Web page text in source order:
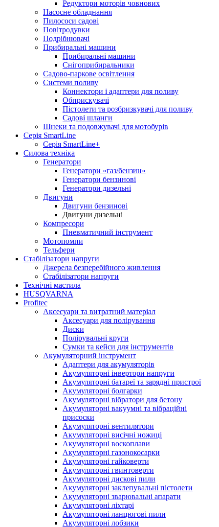
Редуктори моторів човнових
Насосне обладнання
Пилососи садові
Повітродувки
Подрібнювачі
Прибиральні машини
Прибиральні машини
Снігоприбиральники
Садово-паркове освітлення
Системи поливу
Коннектори і адаптери для поливу
Обприскувачі
Пістолети та розбризкувачі для поливу
Садові шланги
Шнеки та подовжувачі для мотобурів
Серія SmartLine
Серія SmartLine+
Силова техніка
Генератори
Генератори «газ/бензин»
Генератори бензинові
Генератори дизельні
Двигуни
Двигуни бензинові
Двигуни дизельні
Компресори
Пневматичний інструмент
Мотопомпи
Тельфери
Стабілізатори напруги
Джерела безперебійного живлення
Стабілізатори напруги
Технічні мастила
HUSQVARNA
Profitec
Аксесуари та витратний матеріал
Аксесуари для полірування
Диски
Полірувальні круги
Сумки та кейси для інструментів
Акумуляторний інструмент
Адаптери для акумуляторів
Акумуляторні інвертори напруги
Акумуляторні батареї та зарядні пристрої
Акумуляторні болгарки
Акумуляторні вібратори для бетону
Акумуляторні вакуумні та вібраційні
присоски
Акумуляторні вентилятори
Акумуляторні висічні ножиці
Акумуляторні воскоплави
Акумуляторні газонокосарки
Акумуляторні гайковерти
Акумуляторні гвинтоверти
Акумуляторні дискові пили
Акумуляторні заклепувальні пістолети
Акумуляторні зварювальні апарати
Акумуляторні ліхтарі
Акумуляторні ланцюгові пили
Акумуляторні лобзики